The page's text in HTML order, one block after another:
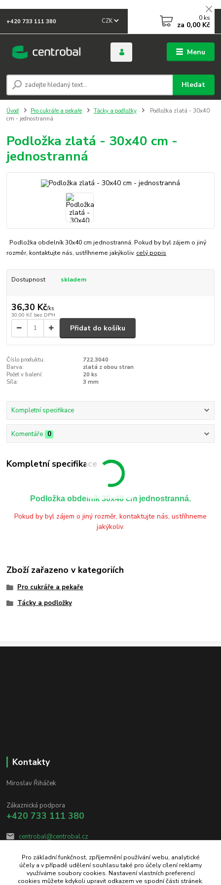
Menu
CZK
Hledat
+420 733 111 380 0 ks
za 0,00 Kč
Úvod Pro cukráře a pekaře Tácky a podložky
Podložka zlatá - 30x40
cm - jednostranná
Podložka zlatá - 30x40 cm -
jednostranná
Podložka obdelník 30x40 cm jednostranná. Pokud by byl zájem o jiný
rozměr, kontaktujte nás, ustříhneme jakýkoliv. celý popis
Dostupnost skladem
36,30 Kč/ks
30,00 Kč bez DPH
Přidat do košíku
Číslo produktu:
722.3040
Barva:
zlatá z obou stran
Počet v balení:
20 ks
Síla:
3 mm
Kompletní specifikace
Komentáře 0
Kompletní specifikace
Podložka obdelník 30x40 cm jednostranná.
Pokud by byl zájem o jiný rozměr, kontaktujte nás, ustříhneme
jakýkoliv.
Zboží zařazeno v kategoriích
Pro cukráře a pekaře
Tácky a podložky
Kontakty
Miroslav Řiháček
Zákaznická podpora
+420 733 111 380
centrobal@centrobal.cz
Pro základní funkčnost, zpříjemnění používání webu, analytické
účely a v případě udělení souhlasu také pro účely cílení reklamy
využíváme soubory cookies. Nastavení vlastních preferencí
cookies můžete kdykoli upravit odkazem ve spodní části stránek.